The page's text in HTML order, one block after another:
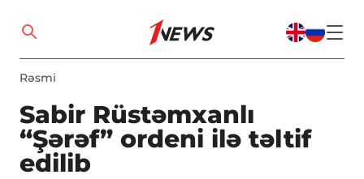
Rəsmi
Sabir Rüstəmxanlı
“Şərəf” ordeni ilə təltif
edilib